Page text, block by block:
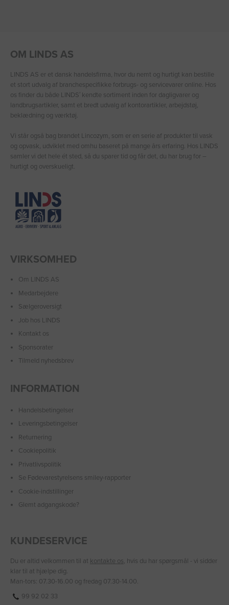
OM LINDS AS
LINDS AS er et dansk handelsfirma, hvor du nemt og hurtigt kan bestille
et stort udvalg af branchespecifikke forbrugs- og servicevarer online. Hos
os finder du både LINDS′ kendte sortiment inden for dagligvarer og
landbrugsartikler, samt et bredt udvalg af kontorartikler, arbejdstøj,
beklædning og værktøj.
Vi står også bag brandet Lincozym, som er en serie af produkter til vask
og opvask, udviklet med omhu baseret på mange års erfaring. Hos LINDS
samler vi det hele ét sted, så du sparer tid og får det, du har brug for –
hurtigt og overskueligt.
VIRKSOMHED
Om LINDS AS
Medarbejdere
Sælgeroversigt
Job hos LINDS
Kontakt os
Sponsorater
Tilmeld nyhedsbrev
INFORMATION
Handelsbetingelser
Leveringsbetingelser
Returnering
Cookiepolitik
Privatlivspolitik
Se Fødevarestyrelsens smiley-rapporter
Cookie-indstillinger
Glemt adgangskode?
KUNDESERVICE
Du er altid velkommen til at kontakte os, hvis du har spørgsmål - vi sidder
klar til at hjælpe dig.
Man-tors: 07.30-16.00 og fredag 07.30-14.00.
99 92 02 33